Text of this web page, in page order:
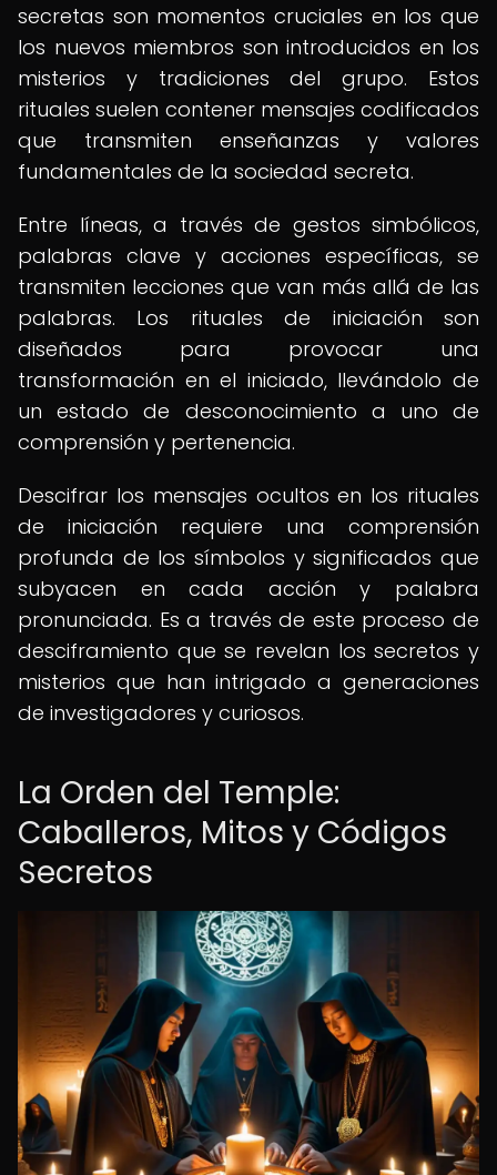
secretas son momentos cruciales en los que
los nuevos miembros son introducidos en los
misterios y tradiciones del grupo. Estos
rituales suelen contener mensajes codificados
que transmiten enseñanzas y valores
fundamentales de la sociedad secreta.
Entre líneas, a través de gestos simbólicos,
palabras clave y acciones específicas, se
transmiten lecciones que van más allá de las
palabras. Los rituales de iniciación son
diseñados para provocar una
transformación en el iniciado, llevándolo de
un estado de desconocimiento a uno de
comprensión y pertenencia.
Descifrar los mensajes ocultos en los rituales
de iniciación requiere una comprensión
profunda de los símbolos y significados que
subyacen en cada acción y palabra
pronunciada. Es a través de este proceso de
desciframiento que se revelan los secretos y
misterios que han intrigado a generaciones
de investigadores y curiosos.
La Orden del Temple:
Caballeros, Mitos y Códigos
Secretos